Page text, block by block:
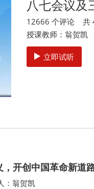
八七会议及
12666 个评论 共
授课教师：翁贺凯
立即试听
，开创中国革命新道
：翁贺凯